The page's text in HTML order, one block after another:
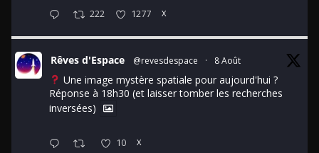
222 1277 X
Rêves d'Espace @revesdespace · 8 Août
Une image mystère spatiale pour aujourd'hui ?
Réponse à 18h30 (et laisser tomber les recherches
inversées)
10 X